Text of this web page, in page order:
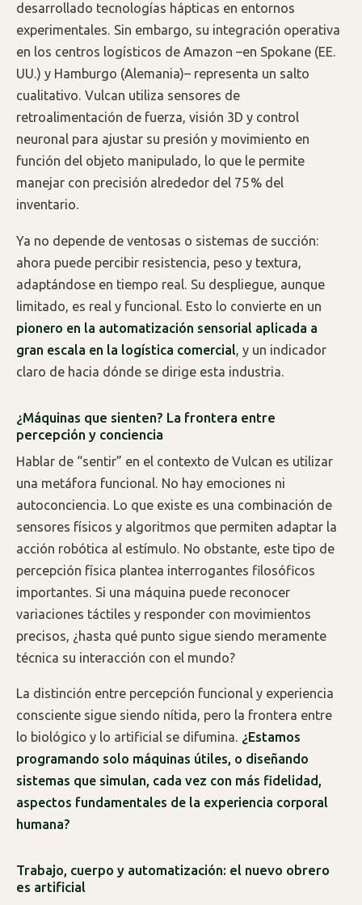
desarrollado tecnologías hápticas en entornos
experimentales. Sin embargo, su integración operativa
en los centros logísticos de Amazon –en Spokane (EE.
UU.) y Hamburgo (Alemania)– representa un salto
cualitativo. Vulcan utiliza sensores de
retroalimentación de fuerza, visión 3D y control
neuronal para ajustar su presión y movimiento en
función del objeto manipulado, lo que le permite
manejar con precisión alrededor del 75 % del
inventario.
Ya no depende de ventosas o sistemas de succión:
ahora puede percibir resistencia, peso y textura,
adaptándose en tiempo real. Su despliegue, aunque
limitado, es real y funcional. Esto lo convierte en un
pionero en la automatización sensorial aplicada a
gran escala en la logística comercial, y un indicador
claro de hacia dónde se dirige esta industria.
¿Máquinas que sienten? La frontera entre
percepción y conciencia
Hablar de “sentir” en el contexto de Vulcan es utilizar
una metáfora funcional. No hay emociones ni
autoconciencia. Lo que existe es una combinación de
sensores físicos y algoritmos que permiten adaptar la
acción robótica al estímulo. No obstante, este tipo de
percepción física plantea interrogantes filosóficos
importantes. Si una máquina puede reconocer
variaciones táctiles y responder con movimientos
precisos, ¿hasta qué punto sigue siendo meramente
técnica su interacción con el mundo?
La distinción entre percepción funcional y experiencia
consciente sigue siendo nítida, pero la frontera entre
lo biológico y lo artificial se difumina. ¿Estamos
programando solo máquinas útiles, o diseñando
sistemas que simulan, cada vez con más fidelidad,
aspectos fundamentales de la experiencia corporal
humana?
Trabajo, cuerpo y automatización: el nuevo obrero
es artificial